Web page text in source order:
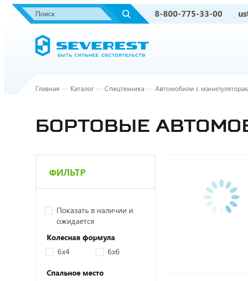
8-800-775-33-00
Главная — Каталог — Спецтехника — Автомобили с
БОРТОВЫЕ
ФИЛЬТР
Показать в наличии и
ожидается
Колесная формула
6х4 6х6
Спальное место